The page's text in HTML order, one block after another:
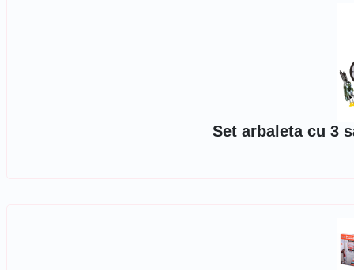
Set arbaleta cu 3